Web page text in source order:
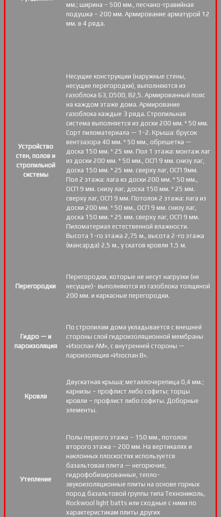
мм.; ширина – 500 мм., песчано-гравийная
подушка – 200 мм. Армирование арматурой 12
мм. в 4 ряда.
Устройство
стен, полов и
стропильной
системы
Несущие конструкции (наружные стены,
несущие перегородки), выполняются из
газоблока Б3, D500, В2,5. Армированный пояс
на каждом этаже дома. Армирование
газоблока каждые 3 ряда. Стропильная
система выполняется из доски 200 мм. * 50 мм.
Сорт пиломатериала — 1-2. Крыша: брусок
вентзазора 40 мм. * 50 мм., обрешетка —
доска 150 мм. * 25 мм. Пол 1 этажа: монтаж лаг
из доски 200 мм. * 50 мм., ОСП 9 мм. снизу лаг,
доска 150 мм. * 25 мм. сверху лаг, ОСП 9мм.
Пол 2 этажа: лага из доски 200 мм. * 50 мм.,
ОСП 9 мм. снизу лаг, доска 150 мм. * 25 мм.
сверху лаг, ОСП 9 мм. Потолок 2 этажа: лага из
доски 200 мм. * 50 мм., ОСП 9 мм. снизу лаг,
доска 150 мм. * 25 мм. сверху лаг, ОСП 9 мм.
Пиломатериал естественной влажности.
Высота 1-го этажа 2,75 м., высота 2-го этажа
(мансарда) 2,5 м., у скатов кровли 1,5 м.
Перегородки
Перегородки, которые не несут нагрузки (не
несущие)- выполняются из газоблока толщиной
200 мм. и каркасные перегородки.
Гидро — и
пароизоляция
По стропилам дома укладывается с внешней
стороны слой гидроизоляционной мембраны
«Изоспан АМ», с внутренней стороны —
пароизоляция «Изоспан B».
Кровля
Двускатная крыша; металлочерепица 0,4 мм.;
карнизы – профлист либо софиты; торцы
кровли – профлист либо софиты. Доборные
элементы.
Утепление
Полы первого этажа – 150 мм., потолок
второго этажа – 200 мм. На вертикалях и
наклонных плоскостях используется
базальтовая плита — негорючие,
гидрофобизированные, тепло-
звукоизоляционные плиты на основе горных
пород базальтовой группы типа Технониколь,
Rockwool light batts или сходные с ними по
характеристикам плиты других